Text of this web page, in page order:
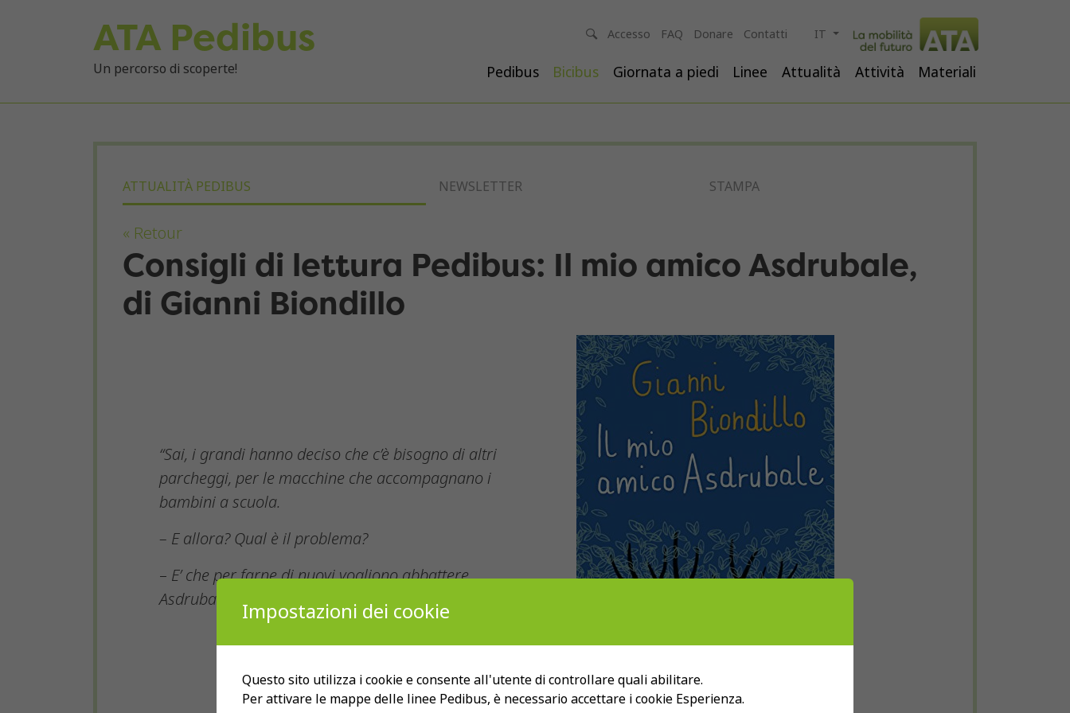
ATA Pedibus
Un percorso di scoperte!
Accesso FAQ Donare Contatti IT
Pedibus Bicibus Giornata a piedi Linee Attualità Attività Materiali
ATTUALITÀ PEDIBUS NEWSLETTER STAMPA
« Retour
Consigli di lettura Pedibus: Il mio amico Asdrubale,
di Gianni Biondillo
“Sai, i grandi hanno deciso che c’è bisogno di altri
parcheggi, per le macchine che accompagnano i
bambini a scuola.
– E allora? Qual è il problema?
– E’ che per farne di nuovi vogliono abbattere
Asdrubale”
Impostazioni dei cookie
Questo sito utilizza i cookie e consente all'utente di controllare quali abilitare.
Per attivare le mappe delle linee Pedibus, è necessario accettare i cookie Esperienza.